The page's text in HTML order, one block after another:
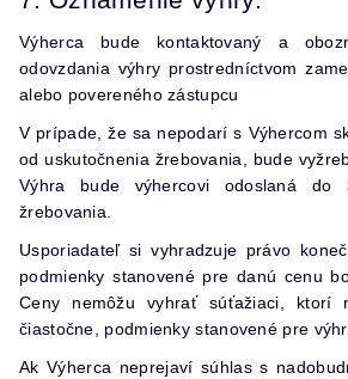
Výherca bude kontaktovaný a
odovzdania výhry prostredníctvom
alebo povereného zástupcu
V prípade, že sa nepodarí s Výhercom
od uskutočnenia žrebovania, bude
Výhra bude výhercovi odoslaná
žrebovania.
Usporiadateľ si vyhradzuje právo
podmienky stanovené pre danú cenu
Ceny nemôžu vyhrať súťažiaci, ktorí
čiastočne, podmienky stanovené pre
Ak Výherca neprejaví súhlas s